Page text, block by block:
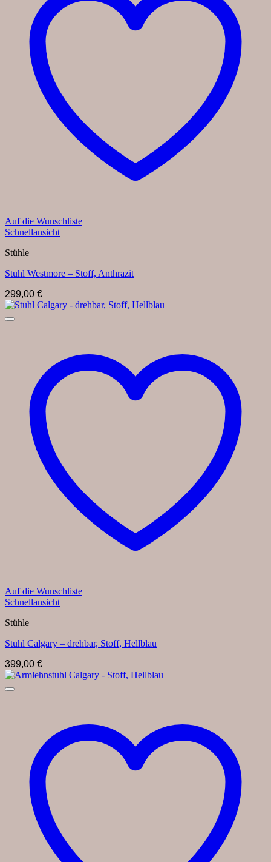
Auf die Wunschliste
Schnellansicht
Stühle
Stuhl Westmore – Stoff, Anthrazit
299,00 €
Auf die Wunschliste
Schnellansicht
Stühle
Stuhl Calgary – drehbar, Stoff, Hellblau
399,00 €